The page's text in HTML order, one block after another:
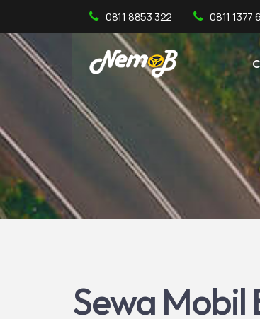
0811 8853 322 0811 1377
Sewa Mobil